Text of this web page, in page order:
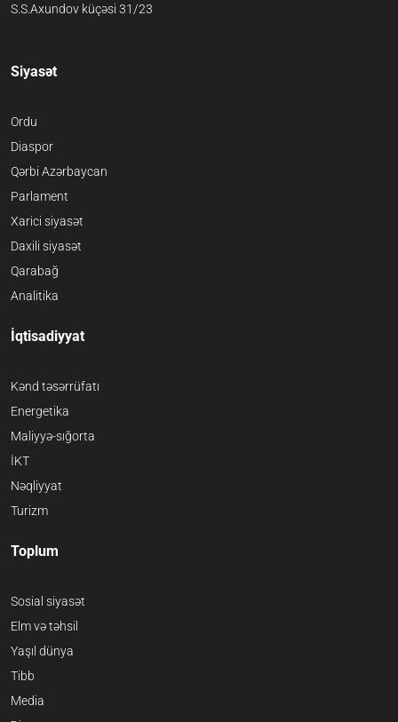
S.S.Axundov küçəsi 31/23
Siyasət
Ordu
Diaspor
Qərbi Azərbaycan
Parlament
Xarici siyasət
Daxili siyasət
Qarabağ
Analitika
İqtisadiyyat
Kənd təsərrüfatı
Energetika
Maliyyə-sığorta
İKT
Nəqliyyat
Turizm
Toplum
Sosial siyasət
Elm və təhsil
Yaşıl dünya
Tibb
Media